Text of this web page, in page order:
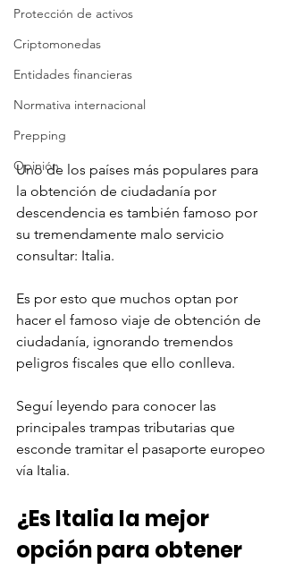
Protección de activos
Criptomonedas
Entidades financieras
Normativa internacional
Prepping
Opinión
Uno de los países más populares para
la obtención de ciudadanía por
descendencia es también famoso por
su tremendamente malo servicio
consultar: Italia.
Es por esto que muchos optan por
hacer el famoso viaje de obtención de
ciudadanía, ignorando tremendos
peligros fiscales que ello conlleva.
Seguí leyendo para conocer las
principales trampas tributarias que
esconde tramitar el pasaporte europeo
vía Italia.
¿Es Italia la mejor
opción para obtener